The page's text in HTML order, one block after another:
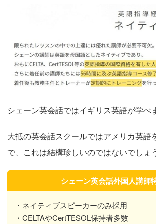
シェーン英会話ではイギリス英語が学べ
大抵の英会話スクールではアメリカ英語
で、これは結構珍しいのではないでしょ
シェーン英会話外国人講師
・ネイティブスピーカーのみ採用
・CELTAやCertTESOL保持者多数